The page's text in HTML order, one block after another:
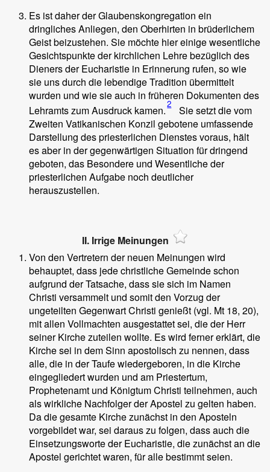
Es ist daher der Glaubenskongregation ein
dringliches Anliegen, den Oberhirten in brüderlichem
Geist beizustehen. Sie möchte hier einige wesentliche
Gesichtspunkte der kirchlichen Lehre bezüglich des
Dieners der Eucharistie in Erinnerung rufen, so wie
sie uns durch die lebendige Tradition übermittelt
wurden und wie sie auch in früheren Dokumenten des
Lehramts zum Ausdruck kamen.2
Sie setzt die vom
Zweiten Vatikanischen Konzil gebotene umfassende
Darstellung des priesterlichen Dienstes voraus, hält
es aber in der gegenwärtigen Situation für dringend
geboten, das Besondere und Wesentliche der
priesterlichen Aufgabe noch deutlicher
herauszustellen.
II. Irrige Meinungen
Von den Vertretern der neuen Meinungen wird
behauptet, dass jede christliche Gemeinde schon
aufgrund der Tatsache, dass sie sich im Namen
Christi versammelt und somit den Vorzug der
ungeteilten Gegenwart Christi genießt (vgl. Mt 18, 20),
mit allen Vollmachten ausgestattet sei, die der Herr
seiner Kirche zuteilen wollte. Es wird ferner erklärt, die
Kirche sei in dem Sinn apostolisch zu nennen, dass
alle, die in der Taufe wiedergeboren, in die Kirche
eingegliedert wurden und am Priestertum,
Prophetenamt und Königtum Christi teilnehmen, auch
als wirkliche Nachfolger der Apostel zu gelten haben.
Da die gesamte Kirche zunächst in den Aposteln
vorgebildet war, sei daraus zu folgen, dass auch die
Einsetzungsworte der Eucharistie, die zunächst an die
Apostel gerichtet waren, für alle bestimmt seien.